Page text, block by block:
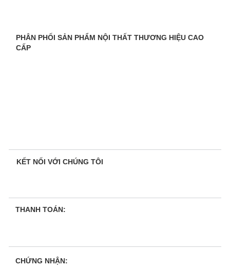
PHÂN PHỐI SẢN PHẨM NỘI THẤT THƯƠNG HIỆU CAO
CẤP
KẾT NỐI VỚI CHÚNG TÔI
THANH TOÁN:
CHỨNG NHẬN: